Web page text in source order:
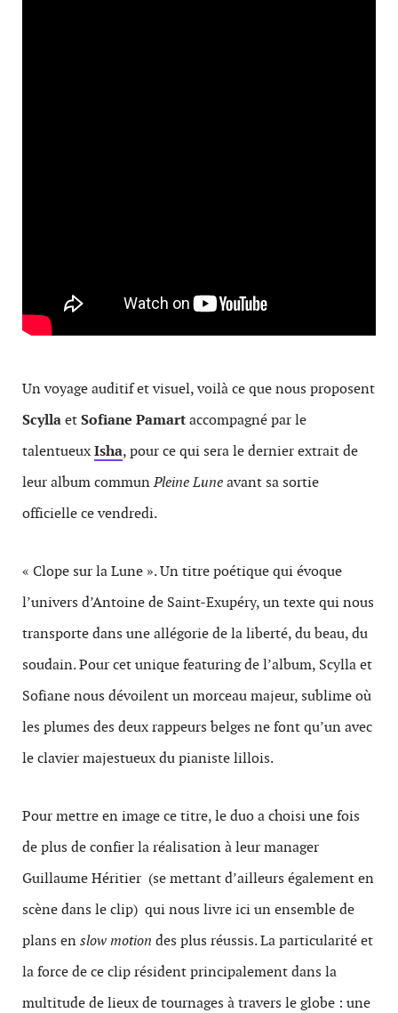
Un voyage auditif et visuel, voilà ce que nous proposent
ScyllaetSofiane Pamartaccompagné par le
talentueuxIsha, pour ce qui sera le dernier extrait de
leur album communPleine Luneavant sa sortie
officielle ce vendredi.
« Clope sur la Lune ». Un titre poétique qui évoque
l’univers d’Antoine de Saint-Exupéry, un texte qui nous
transporte dans une allégorie de la liberté, du beau, du
soudain. Pour cet unique featuring de l’album, Scylla et
Sofiane nous dévoilent un morceau majeur, sublime où
les plumes des deux rappeurs belges ne font qu’un avec
le clavier majestueux du pianiste lillois.
Pour mettre en image ce titre, le duo a choisi une fois
de plus de confier la réalisation à leur manager
Guillaume Héritier (se mettant d’ailleurs également en
scène dans le clip) qui nous livre ici un ensemble de
plans enslow motion des plus réussis. La particularité et
la force de ce clip résident principalement dans la
multitude de lieux de tournages à travers le globe : une